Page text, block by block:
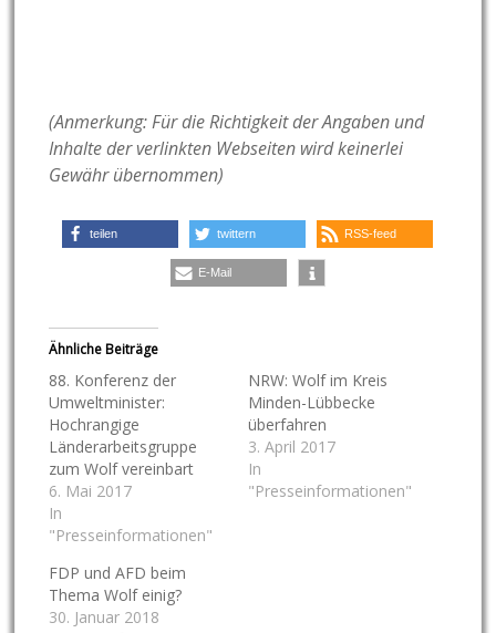
(Anmerkung: Für die Richtigkeit der Angaben und
Inhalte der verlinkten Webseiten wird keinerlei
Gewähr übernommen)
teilen twittern RSS-feed
E-Mail
Ähnliche Beiträge
88. Konferenz der
Umweltminister:
Hochrangige
Länderarbeitsgruppe
zum Wolf vereinbart
6. Mai 2017
In
"Presseinformationen"
NRW: Wolf im Kreis
Minden-Lübbecke
überfahren
3. April 2017
In
"Presseinformationen"
FDP und AFD beim
Thema Wolf einig?
30. Januar 2018